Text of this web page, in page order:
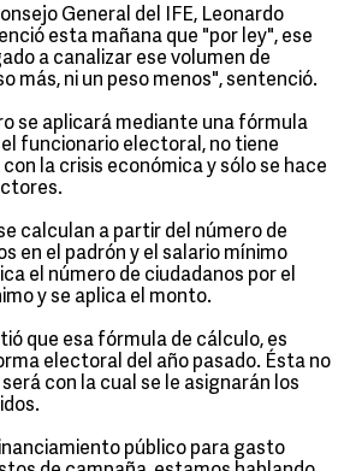
General del IFE, Leonardo
esta mañana que "por ley", ese
a canalizar ese volumen de
más, ni un peso menos", sentenció.
se aplicará mediante una fórmula
funcionario electoral, no tiene
la crisis económica y sólo se hace
calculan a partir del número de
en el padrón y el salario mínimo
el número de ciudadanos por el
y se aplica el monto.
que esa fórmula de cálculo, es
electoral del año pasado. Ésta no
con la cual se le asignarán los
público para gasto